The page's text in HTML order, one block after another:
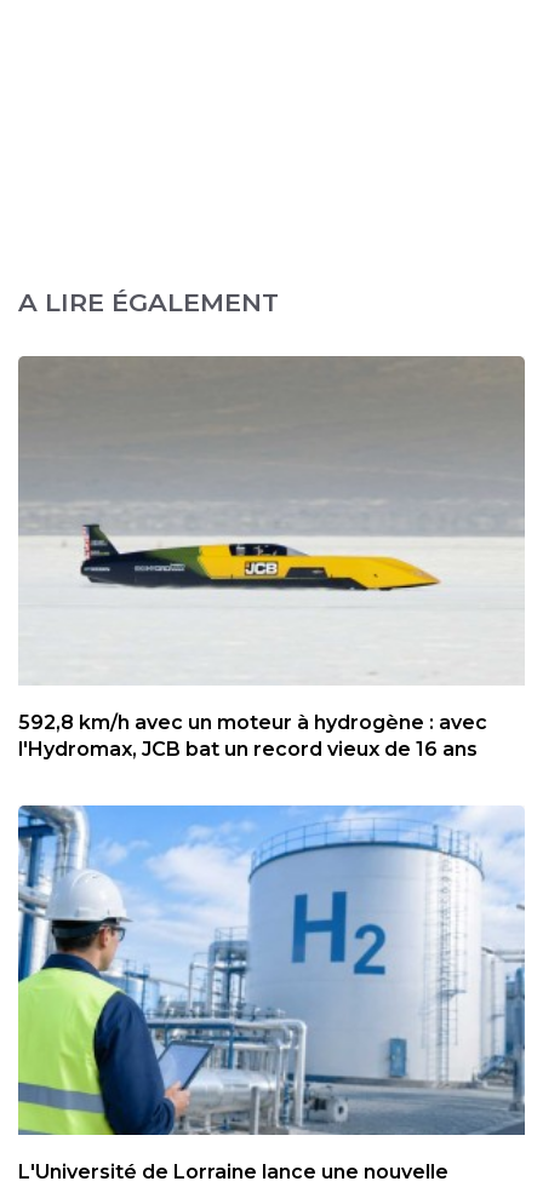
A LIRE ÉGALEMENT
592,8 km/h avec un moteur à hydrogène : avec
l'Hydromax, JCB bat un record vieux de 16 ans
L'Université de Lorraine lance une nouvelle